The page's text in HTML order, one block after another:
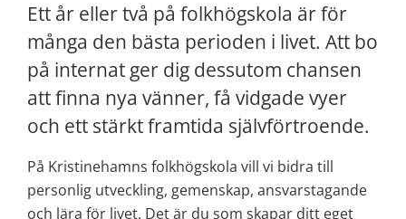
Ett år eller två på folkhögskola är för
många den bästa perioden i livet. Att bo
på internat ger dig dessutom chansen
att finna nya vänner, få vidgade vyer
och ett stärkt framtida självförtroende.
På Kristinehamns folkhögskola vill vi bidra till
personlig utveckling, gemenskap, ansvarstagande
och lära för livet. Det är du som skapar ditt eget